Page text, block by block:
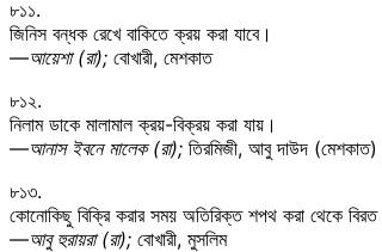
৮১১.
জিনিস বন্ধক রেখে বাকিতে ক্রয় করা যাবে।
—আয়েশা (রা); বোখারী, মেশকাত
৮১২.
নিলাম ডাকে মালামাল ক্রয়-বিক্রয় করা যায়।
—আনাস ইবনে মালেক (রা); তিরমিজী, আবু দাউদ (মেশকাত)
৮১৩.
কোনোকিছু বিক্রি করার সময় অতিরিক্ত শপথ করা থেকে
—আবু হুরায়রা (রা); বোখারী, মুসলিম